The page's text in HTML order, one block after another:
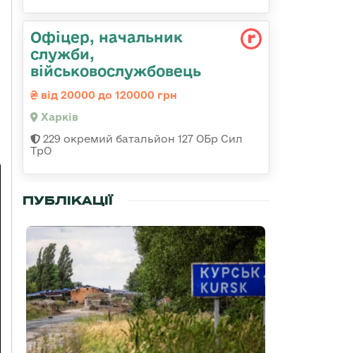
Офіцер, начальник
служби,
військовослужбовець
від 20000 до 120000 грн
Харків
229 окремий батальйон 127 ОБр Сил
ТрО
ПУБЛІКАЦІЇ